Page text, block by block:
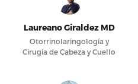
Laureano Giraldez MD
Otorrinolaringología y
Cirugía de Cabeza y Cuello